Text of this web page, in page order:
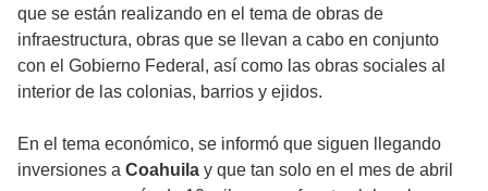
que se están realizando en el tema de obras de
infraestructura, obras que se llevan a cabo en conjunto
con el Gobierno Federal, así como las obras sociales al
interior de las colonias, barrios y ejidos.
En el tema económico, se informó que siguen llegando
inversiones a Coahuila y que tan solo en el mes de abril